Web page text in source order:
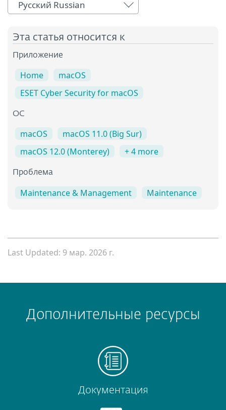
Русский Russian
Эта статья относится к
Приложение
Home
macOS
ESET Cyber Security for macOS
OC
macOS
macOS 11.0 (Big Sur)
macOS 12.0 (Monterey)
+ 4 more
Проблема
Maintenance & Management Maintenance
Last Updated: 9 мар. 2026 г.
Дополнительные ресурсы
Документация